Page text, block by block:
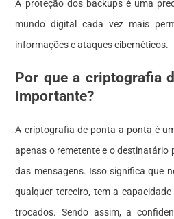
A proteção dos backups é uma
mundo digital cada vez mais
informações e ataques cibernéticos.
Por que a criptografia
importante?
A criptografia de ponta a ponta é
apenas o remetente e o destinatário
das mensagens. Isso significa que
qualquer terceiro, tem a
trocados. Sendo assim, a